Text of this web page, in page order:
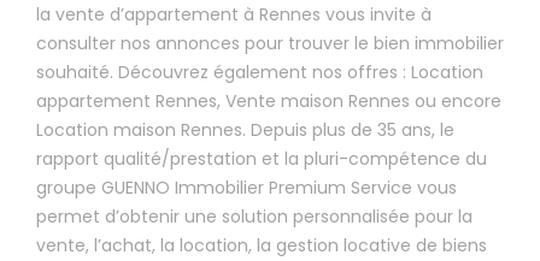
la vente d’appartement à Rennes vous invite à
consulter nos annonces pour trouver le bien immobilier
souhaité. Découvrez également nos offres : Location
appartement Rennes, Vente maison Rennes ou encore
Location maison Rennes. Depuis plus de 35 ans, le
rapport qualité/prestation et la pluri-compétence du
groupe GUENNO Immobilier Premium Service vous
permet d’obtenir une solution personnalisée pour la
vente, l’achat, la location, la gestion locative de biens